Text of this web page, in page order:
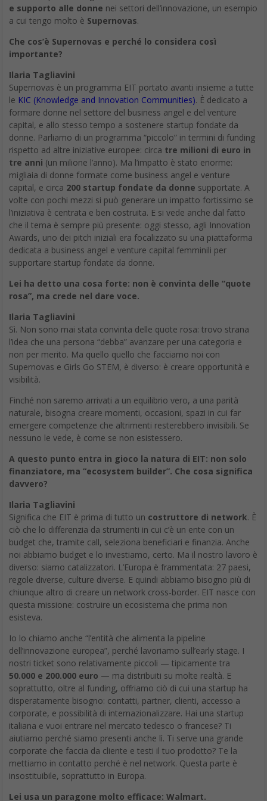
e supporto alle donne nei settori dell’innovazione, un esempio
a cui tengo molto è Supernovas.
Che cos’è Supernovas e perché lo considera così
importante?
Ilaria Tagliavini
Supernovas è un programma EIT portato avanti insieme a tutte
le KIC (Knowledge and Innovation Communities). È dedicato a
formare donne nel settore del business angel e del venture
capital, e allo stesso tempo a sostenere startup fondate da
donne. Parliamo di un programma “piccolo” in termini di funding
rispetto ad altre iniziative europee: circa tre milioni di euro in
tre anni (un milione l’anno). Ma l’impatto è stato enorme:
migliaia di donne formate come business angel e venture
capital, e circa 200 startup fondate da donne supportate. A
volte con pochi mezzi si può generare un impatto fortissimo se
l’iniziativa è centrata e ben costruita. E si vede anche dal fatto
che il tema è sempre più presente: oggi stesso, agli Innovation
Awards, uno dei pitch iniziali era focalizzato su una piattaforma
dedicata a business angel e venture capital femminili per
supportare startup fondate da donne.
Lei ha detto una cosa forte: non è convinta delle “quote
rosa”, ma crede nel dare voce.
Ilaria Tagliavini
Sì. Non sono mai stata convinta delle quote rosa: trovo strana
l’idea che una persona “debba” avanzare per una categoria e
non per merito. Ma quello quello che facciamo noi con
Supernovas e Girls Go STEM, è diverso: è creare opportunità e
visibilità.
Finché non saremo arrivati a un equilibrio vero, a una parità
naturale, bisogna creare momenti, occasioni, spazi in cui far
emergere competenze che altrimenti resterebbero invisibili. Se
nessuno le vede, è come se non esistessero.
A questo punto entra in gioco la natura di EIT: non solo
finanziatore, ma “ecosystem builder”. Che cosa significa
davvero?
Ilaria Tagliavini
Significa che EIT è prima di tutto un costruttore di network. È
ciò che lo differenzia da strumenti in cui c’è un ente con un
budget che, tramite call, seleziona beneficiari e finanzia. Anche
noi abbiamo budget e lo investiamo, certo. Ma il nostro lavoro è
diverso: siamo catalizzatori. L’Europa è frammentata: 27 paesi,
regole diverse, culture diverse. E quindi abbiamo bisogno più di
chiunque altro di creare un network cross-border. EIT nasce con
questa missione: costruire un ecosistema che prima non
esisteva.
Io lo chiamo anche “l’entità che alimenta la pipeline
dell’innovazione europea”, perché lavoriamo sull’early stage. I
nostri ticket sono relativamente piccoli — tipicamente tra
50.000 e 200.000 euro — ma distribuiti su molte realtà. E
soprattutto, oltre al funding, offriamo ciò di cui una startup ha
disperatamente bisogno: contatti, partner, clienti, accesso a
corporate, e possibilità di internazionalizzare. Hai una startup
italiana e vuoi entrare nel mercato tedesco o francese? Ti
aiutiamo perché siamo presenti anche lì. Ti serve una grande
corporate che faccia da cliente e testi il tuo prodotto? Te la
mettiamo in contatto perché è nel network. Questa parte è
insostituibile, soprattutto in Europa.
Lei usa un paragone molto efficace: Walmart.